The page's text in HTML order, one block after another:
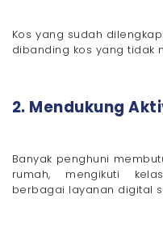
Kos yang sudah
dibanding kos yang tidak
2. Mendukung
Banyak penghuni
rumah, mengikuti
berbagai layanan digital